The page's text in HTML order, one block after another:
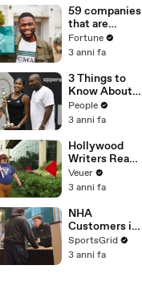
Misinformatio
n or
Disinformatio
n’ Amongst
All Social
Media
Platforms
59 companies
that are
changing the
world: From
Chobani
Fortune
3 anni fa
3 Things to
Know About
Coco Gauff's
Parents
People
3 anni fa
Hollywood
Writers Reach
‘Tentative
Agreement’
After 146 Day
Strike
Veuer
3 anni fa
NHA
Customers in
Limbo as
Company
SportsGrid
3 anni fa